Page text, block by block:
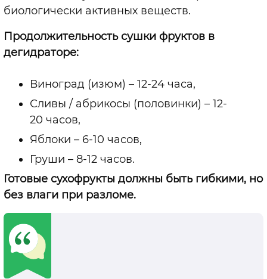
биологически активных веществ.
Продолжительность сушки фруктов в
дегидраторе:
Виноград (изюм) – 12-24 часа,
Сливы / абрикосы (половинки) – 12-
20 часов,
Яблоки – 6-10 часов,
Груши – 8-12 часов.
Готовые сухофрукты должны быть гибкими, но
без влаги при разломе.